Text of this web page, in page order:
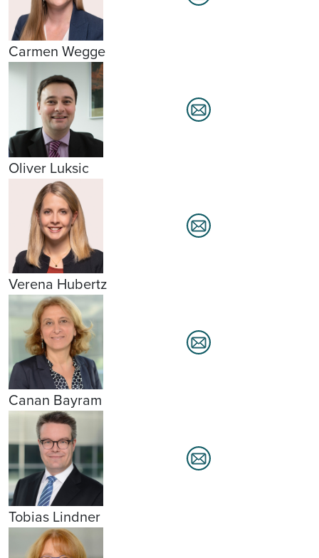
Carmen Wegge
Oliver Luksic
Verena Hubertz
Canan Bayram
Tobias Lindner